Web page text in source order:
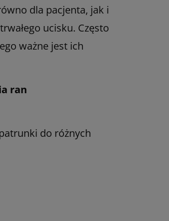
dla pacjenta, jak i
ucisku. Często
ważne jest ich
ran
do różnych